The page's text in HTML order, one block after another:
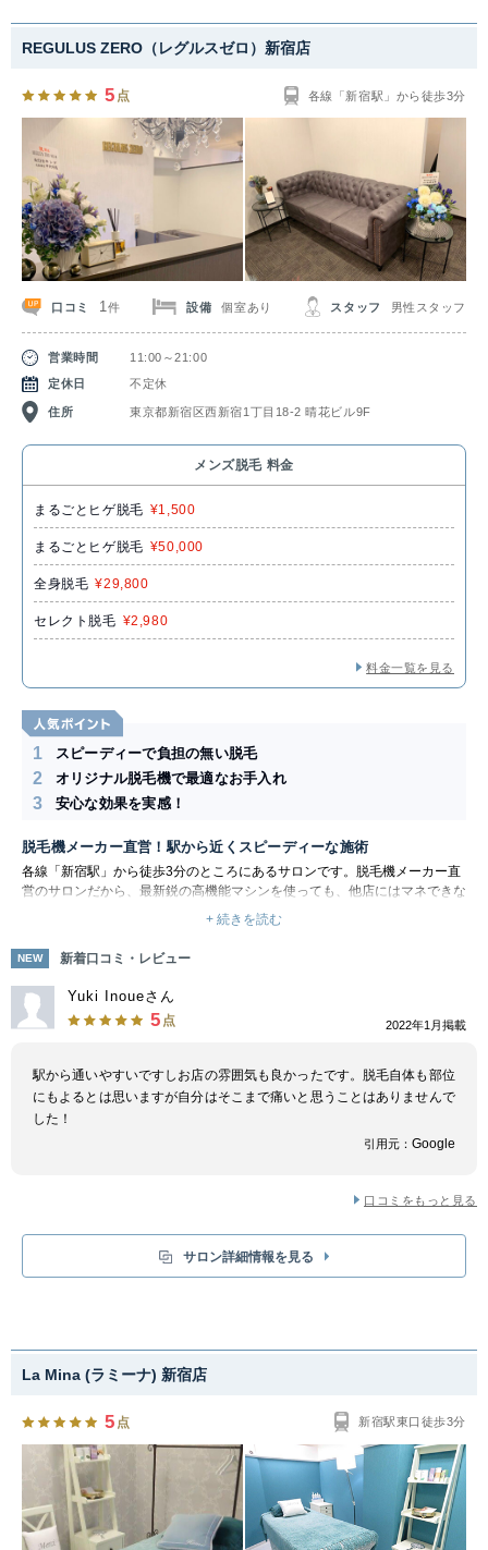
REGULUS ZERO（レグルスゼロ）新宿店
5 点 各線「新宿駅」から徒歩3分
口コミ 1件 設備 個室あり スタッフ 男性スタッフ
営業時間
11:00～21:00
定休日
不定休
住所 東京都新宿区西新宿1丁目18-2 晴花ビル9F
メンズ脱毛 料金
まるごとヒゲ脱毛 ¥1,500
まるごとヒゲ脱毛 ¥50,000
全身脱毛 ¥29,800
セレクト脱毛 ¥2,980
料金一覧を見る
1 スピーディーで負担の無い脱毛
2 オリジナル脱毛機で最適なお手入れ
3 安心な効果を実感！
脱毛機メーカー直営！駅から近くスピーディーな施術
各線「新宿駅」から徒歩3分のところにあるサロンです。脱毛機メーカー直
営のサロンだから、最新鋭の高機能マシンを使っても、他店にはマネできな
い料金・コース設定。姉妹店の「女性専用脱毛サロン リンリン」の確かな
ノウハウをもとにお手入れします。
レグルスゼロでは、直営のメーカーが開発した最新光脱毛機「ウェルテク
ス」を使用しています。スライド連射式でスピーディーにお手入れしますの
で、短期間で最大限に効果を発揮します。まずは無料カウンセリングでどん
な悩みでもお気軽にご相談ください。
+ 続きを読む
NEW 新着口コミ・レビュー
Yuki Inoueさん
5 点 2022年1月掲載
駅から通いやすいですしお店の雰囲気も良かったです。脱毛自体も部位
にもよるとは思いますが自分はそこまで痛いと思うことはありませんで
した！
引用元： Google
口コミをもっと見る
サロン詳細情報を見る
La Mina (ラミーナ) 新宿店
5 点 新宿駅東口徒歩3分